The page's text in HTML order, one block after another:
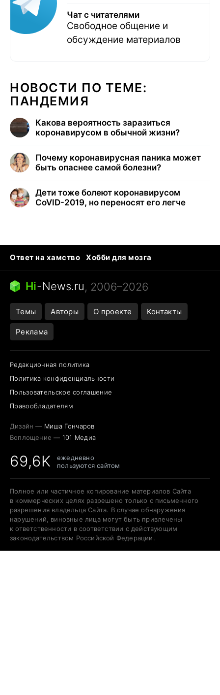
Чат с читателями
Свободное общение и
обсуждение материалов
НОВОСТИ ПО ТЕМЕ:
ПАНДЕМИЯ
Какова вероятность заразиться
коронавирусом в обычной жизни?
Почему коронавирусная паника может
быть опаснее самой болезни?
Дети тоже болеют коронавирусом
CoVID-2019, но переносят его легче
Ответ на хамство
Хобби для мозга
Бензин 100 vs 95
Тунцы в океанариуме
Следующая пандемия
Hi-News.ru, 2006–2026
Темы Авторы О проекте Контакты
Реклама
Редакционная политика
Политика конфиденциальности
Пользовательское соглашение
Правообладателям
Дизайн — Миша Гончаров
Воплощение — 101 Медиа
69,6K
ежедневно
пользуются сайтом
Полное или частичное копирование материалов Сайта
в коммерческих целях разрешено только с письменного
разрешения владельца Сайта. В случае обнаружения
нарушений, виновные лица могут быть привлечены
к ответственности в соответствии с действующим
законодательством Российской Федерации.